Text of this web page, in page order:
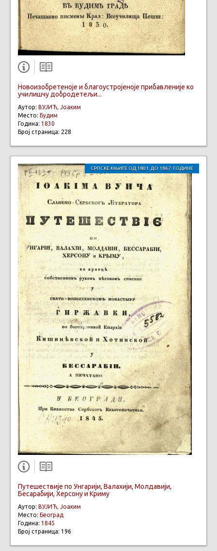
Новоизобретеноје и благоустројеноје прибавленије ко
училишчу добродетељи...
Аутор: ВУЈИЋ, Јоаким
Место: Будим
Година: 1830
Број страница: 228
СРПСКЕ КЊИГЕ ОД 1801. ДО 1867. ГОДИНЕ
Путешествије по Унгарији, Валахији, Молдавији,
Бесарабији, Херсону и Криму
Аутор: ВУЈИЋ, Јоаким
Место: Београд
Година: 1845
Број страница: 196